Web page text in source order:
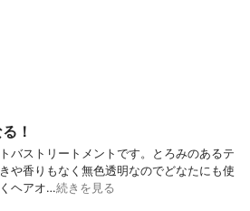
！
バストリートメントです。とろみのあるテ
や香りもなく無色透明なのでどなたにも使
ヘアオ…続きを見る